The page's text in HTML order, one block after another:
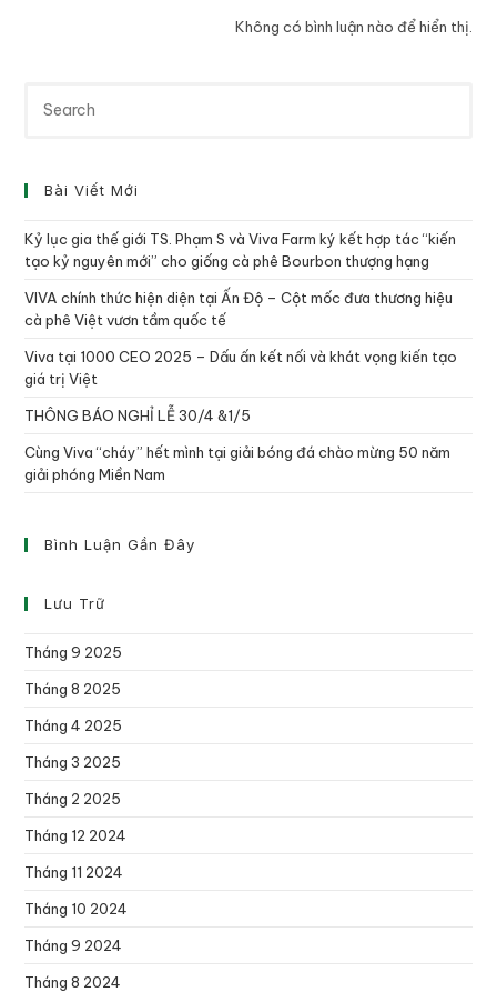
Không có bình luận nào để hiển thị.
Bài Viết Mới
Kỷ lục gia thế giới TS. Phạm S và Viva Farm ký kết hợp tác “kiến
tạo kỷ nguyên mới” cho giống cà phê Bourbon thượng hạng
VIVA chính thức hiện diện tại Ấn Độ – Cột mốc đưa thương hiệu
cà phê Việt vươn tầm quốc tế
Viva tại 1000 CEO 2025 – Dấu ấn kết nối và khát vọng kiến tạo
giá trị Việt
THÔNG BÁO NGHỈ LỄ 30/4 &1/5
Cùng Viva “cháy” hết mình tại giải bóng đá chào mừng 50 năm
giải phóng Miền Nam
Bình Luận Gần Đây
Lưu Trữ
Tháng 9 2025
Tháng 8 2025
Tháng 4 2025
Tháng 3 2025
Tháng 2 2025
Tháng 12 2024
Tháng 11 2024
Tháng 10 2024
Tháng 9 2024
Tháng 8 2024